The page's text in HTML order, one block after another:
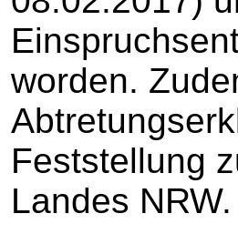
worden.
Feststellung
Landes NRW.